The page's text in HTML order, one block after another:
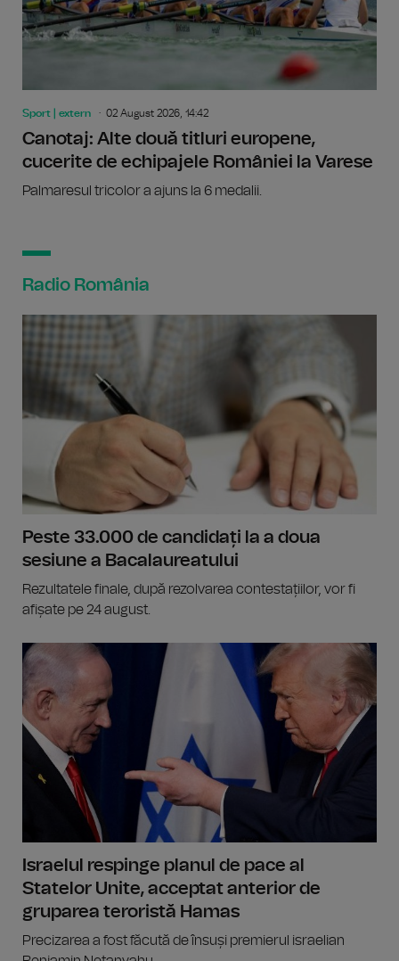
Sport | extern 02 August 2026, 14:42
Canotaj: Alte două titluri europene,
cucerite de echipajele României la Varese
Palmaresul tricolor a ajuns la 6 medalii.
Radio România
Peste 33.000 de candidați la a doua
sesiune a Bacalaureatului
Rezultatele finale, după rezolvarea contestațiilor, vor fi
afișate pe 24 august.
Israelul respinge planul de pace al
Statelor Unite, acceptat anterior de
gruparea teroristă Hamas
Precizarea a fost făcută de însuși premierul israelian